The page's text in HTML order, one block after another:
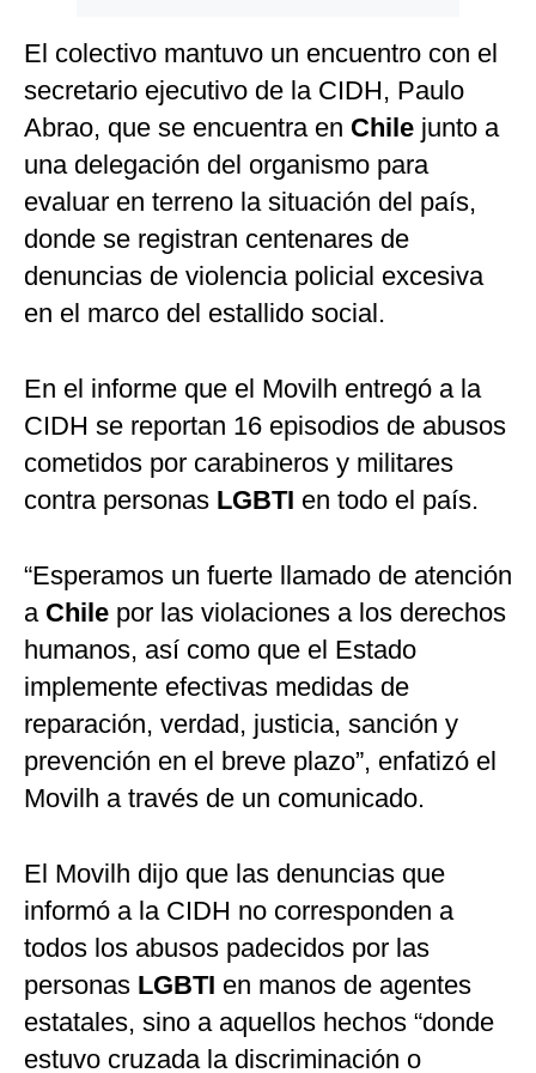
El colectivo mantuvo un encuentro con el
secretario ejecutivo de la CIDH, Paulo
Abrao, que se encuentra en Chile junto a
una delegación del organismo para
evaluar en terreno la situación del país,
donde se registran centenares de
denuncias de violencia policial excesiva
en el marco del estallido social.
En el informe que el Movilh entregó a la
CIDH se reportan 16 episodios de abusos
cometidos por carabineros y militares
contra personas LGBTI en todo el país.
“Esperamos un fuerte llamado de atención
a Chile por las violaciones a los derechos
humanos, así como que el Estado
implemente efectivas medidas de
reparación, verdad, justicia, sanción y
prevención en el breve plazo”, enfatizó el
Movilh a través de un comunicado.
El Movilh dijo que las denuncias que
informó a la CIDH no corresponden a
todos los abusos padecidos por las
personas LGBTI en manos de agentes
estatales, sino a aquellos hechos “donde
estuvo cruzada la discriminación o